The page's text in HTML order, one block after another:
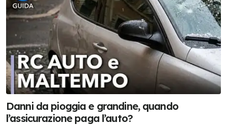
Danni da pioggia e grandine, quando
l’assicurazione paga l’auto?